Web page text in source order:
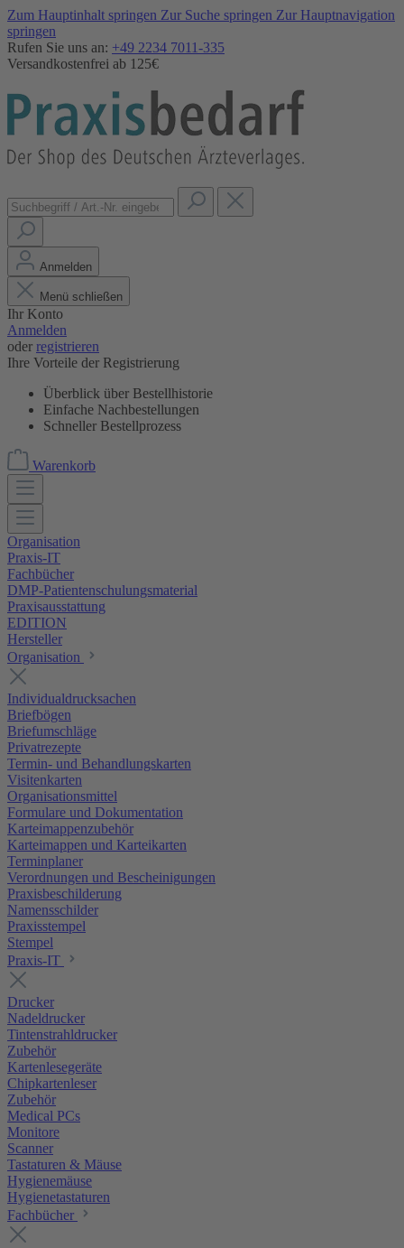
Zum Hauptinhalt springen Zur Suche springen Zur Hauptnavigation
springen
Rufen Sie uns an: +49 2234 7011-335
Versandkostenfrei ab 125€
Anmelden
Menü schließen
Ihr Konto
Anmelden
oder registrieren
Ihre Vorteile der Registrierung
Überblick über Bestellhistorie
Einfache Nachbestellungen
Schneller Bestellprozess
Warenkorb
Organisation
Praxis-IT
Fachbücher
DMP-Patientenschulungsmaterial
Praxisausstattung
EDITION
Hersteller
Organisation
Individualdrucksachen
Briefbögen
Briefumschläge
Privatrezepte
Termin- und Behandlungskarten
Visitenkarten
Organisationsmittel
Formulare und Dokumentation
Karteimappenzubehör
Karteimappen und Karteikarten
Terminplaner
Verordnungen und Bescheinigungen
Praxisbeschilderung
Namensschilder
Praxisstempel
Stempel
Praxis-IT
Drucker
Nadeldrucker
Tintenstrahldrucker
Zubehör
Kartenlesegeräte
Chipkartenleser
Zubehör
Medical PCs
Monitore
Scanner
Tastaturen & Mäuse
Hygienemäuse
Hygienetastaturen
Fachbücher